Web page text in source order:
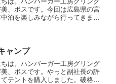
美、ボスです。今回は広島県の宮
泊を楽しみながら行ってきまし
フェリー...
ャンプ
ちは。ハンバーガー工房グリング
美、ボスです。やっと副社長の許
テントを購入しました。破格の